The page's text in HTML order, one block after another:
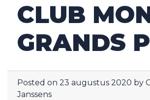
CLUB
GRANDS
Posted on 23 augustus 2020 by
Janssens